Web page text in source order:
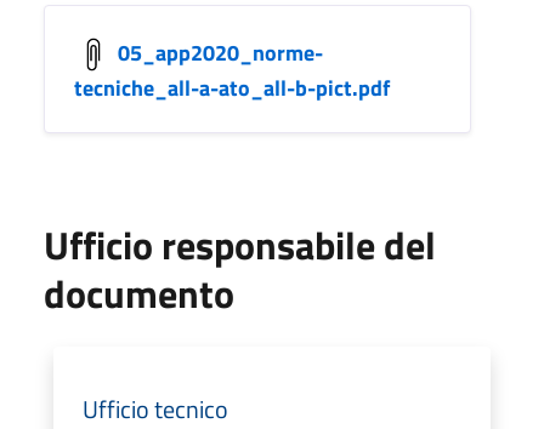
05_app2020_norme-
tecniche_all-a-ato_all-b-pict.pdf
Ufficio responsabile del
documento
Ufficio tecnico